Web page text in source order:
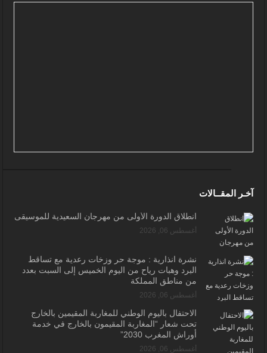
آخـر المقــالات
انطلاق الدورة الأولى من مهرجان السعيدية للموسيقى
أغسطس 06, 2026
نشرة انذارية : موجة حر وزخات رعدية مع تساقط
البرد وهبات رياح من اليوم الخميس إلى السبت بعدد
من مناطق المملكة
أغسطس 06, 2026
الاحتفال باليوم الوطني للمغاربة المقيمين بالخارج
تحت شعار “المغاربة المقيمون بالخارج في خدمة
أوراش المغرب 2030”
أغسطس 06, 2026